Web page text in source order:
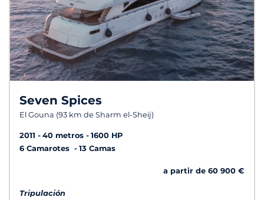
Seven Spices
El Gouna (93 km de Sharm el-Sheij)
2011 40 metros
1600 HP
6 Camarotes
13 Camas
a partir de 60 900 €
Tripulación